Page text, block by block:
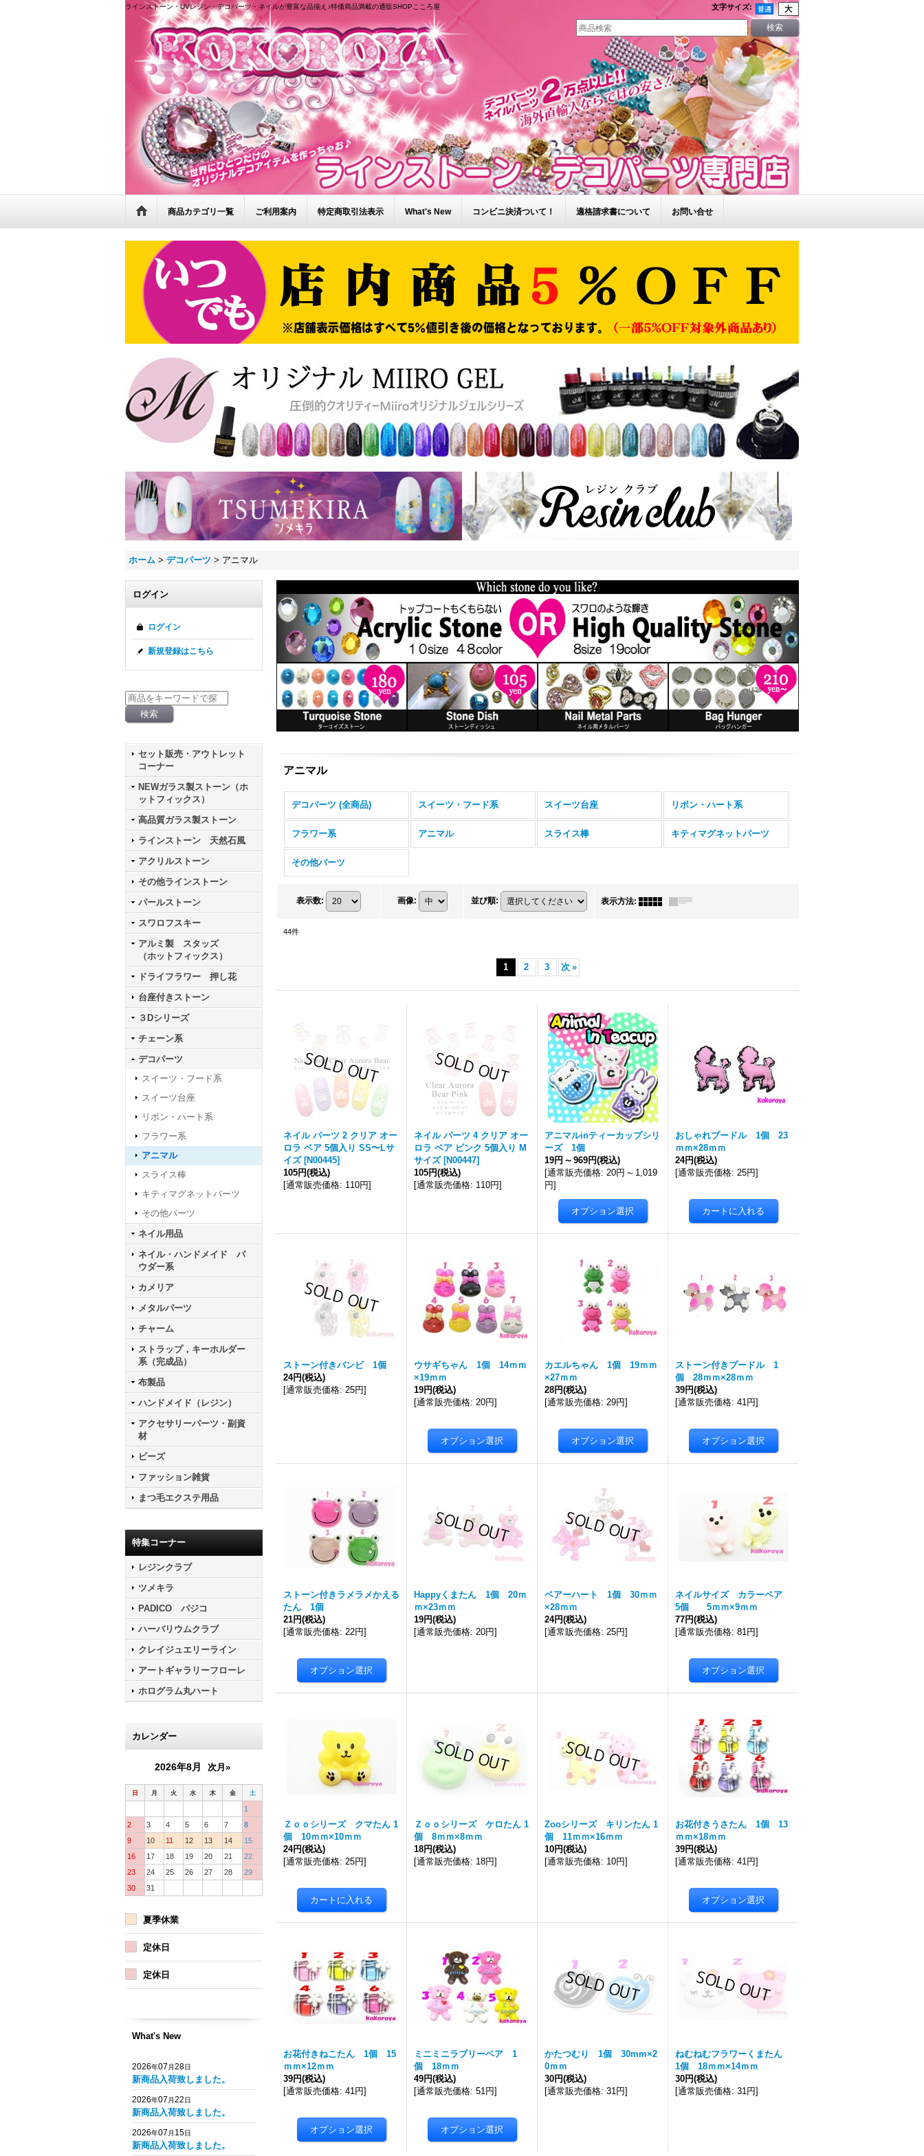
ラインストーン・UVレジン・デコパーツ・ネイルが豊富な品揃え♪特価商品満載の通販SHOPこころ屋 文字サイズ:
商品カテゴリ一覧 ご利用案内 特定商取引法表示 What's New コンビニ決済ついて！ 適格請求書について お問い合せ
ホーム > デコパーツ > アニマル
ログイン
ログイン
新規登録はこちら
セット販売・アウトレット
コーナー
NEWガラス製ストーン（ホ
ットフィックス）
高品質ガラス製ストーン
ラインストーン 天然石風
アクリルストーン
その他ラインストーン
パールストーン
スワロフスキー
アルミ製 スタッズ
（ホットフィックス）
ドライフラワー 押し花
台座付きストーン
３Dシリーズ
チェーン系
デコパーツ
スイーツ・フード系
スイーツ台座
リボン・ハート系
フラワー系
アニマル
スライス棒
キティマグネットパーツ
その他パーツ
ネイル用品
ネイル・ハンドメイド パ
ウダー系
カメリア
メタルパーツ
チャーム
ストラップ，キーホルダー
系（完成品）
布製品
ハンドメイド（レジン）
アクセサリーパーツ・副資
材
ビーズ
ファッション雑貨
まつ毛エクステ用品
特集コーナー
レジンクラブ
ツメキラ
PADICO パジコ
ハーバリウムクラブ
クレイジュエリーライン
アートギャラリーフローレ
ホログラム丸ハート
カレンダー
2026年8月 次月»
日 月 火 水 木 金 土
1
2
3 4 5 6 7
8
9
10 11 12 13 14
15
16
17 18 19 20 21
22
23
24 25 26 27 28
29
30
31
夏季休業
定休日
定休日
What's New
2026年07 月28日
新商品入荷致しました。
2026年07 月22日
新商品入荷致しました。
2026年07 月 15日
新商品入荷致しました。
アニマル
デコパーツ (全商品) スイーツ・フード系 スイーツ台座 リボン・ハート系
フラワー系 アニマル スライス棒 キティマグネットパーツ
その他パーツ
表示数: 画像: 並び順: 表示方法:
44件
1 2 3 次 »
ネイル パーツ 2 クリア オー
ロラ ベア 5個入り SS〜Lサ
イズ [N00445]
105円(税込)
[通常販売価格: 110円]
ネイル パーツ 4 クリア オー
ロラ ベア ピンク 5個入り M
サイズ [N00447]
105円(税込)
[通常販売価格: 110円]
アニマルinティーカップシリ
ーズ 1個
19円 ～ 969円(税込)
[通常販売価格: 20円 ～ 1,019
円]
おしゃれプードル 1個 23
ｍｍ×28ｍｍ
24円(税込)
[通常販売価格: 25円]
ストーン付きバンビ 1個
24円(税込)
[通常販売価格: 25円]
ウサギちゃん 1個 14ｍｍ
×19ｍｍ
19円(税込)
[通常販売価格: 20円]
カエルちゃん 1個 19ｍｍ
×27ｍｍ
28円(税込)
[通常販売価格: 29円]
ストーン付きプードル 1
個 28ｍｍ×28ｍｍ
39円(税込)
[通常販売価格: 41円]
ストーン付きラメラメかえる
たん 1個
21円(税込)
[通常販売価格: 22円]
Happyくまたん 1個 20ｍ
ｍ×23ｍｍ
19円(税込)
[通常販売価格: 20円]
ベアーハート 1個 30ｍｍ
×28ｍｍ
24円(税込)
[通常販売価格: 25円]
ネイルサイズ カラーベア
5個 5ｍｍ×9ｍｍ
77円(税込)
[通常販売価格: 81円]
Ｚｏｏシリーズ クマたん 1
個 10ｍｍ×10ｍｍ
24円(税込)
[通常販売価格: 25円]
Ｚｏｏシリーズ ケロたん 1
個 8ｍｍ×8ｍｍ
18円(税込)
[通常販売価格: 18円]
Zooシリーズ キリンたん 1
個 11ｍｍ×16ｍｍ
10円(税込)
[通常販売価格: 10円]
お花付きうさたん 1個 13
ｍｍ×18ｍｍ
39円(税込)
[通常販売価格: 41円]
お花付きねこたん 1個 15
ｍｍ×12ｍｍ
39円(税込)
[通常販売価格: 41円]
ミニミニラブリーベア 1
個 18ｍｍ
49円(税込)
[通常販売価格: 51円]
かたつむり 1個 30mm×2
0ｍｍ
30円(税込)
[通常販売価格: 31円]
ねむねむフラワーくまたん
1個 18ｍｍ×14ｍｍ
30円(税込)
[通常販売価格: 31円]